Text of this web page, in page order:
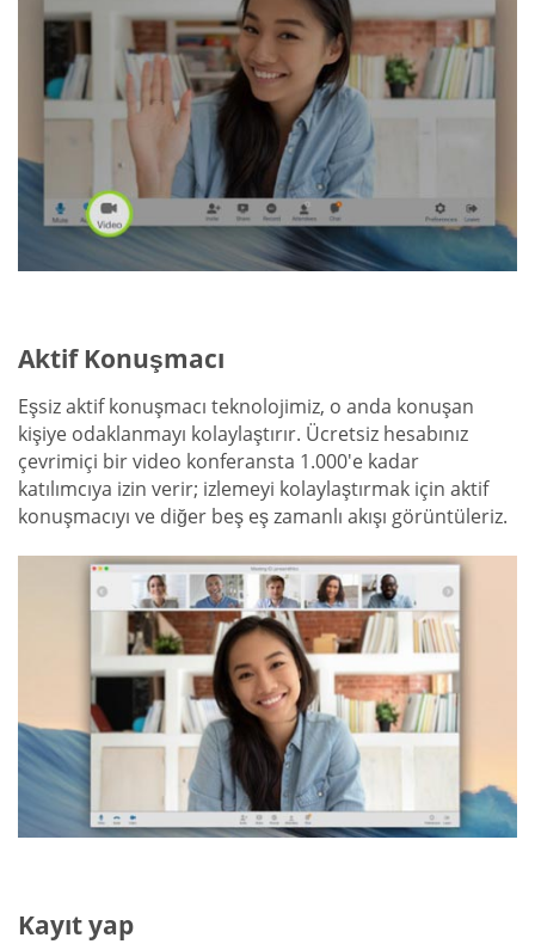
Aktif Konuşmacı
Eşsiz aktif konuşmacı teknolojimiz, o anda konuşan
kişiye odaklanmayı kolaylaştırır. Ücretsiz hesabınız
çevrimiçi bir video konferansta 1.000'e kadar
katılımcıya izin verir; izlemeyi kolaylaştırmak için aktif
konuşmacıyı ve diğer beş eş zamanlı akışı görüntüleriz.
Kayıt yap